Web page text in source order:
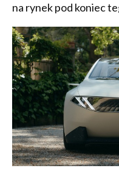
na rynek pod koniec